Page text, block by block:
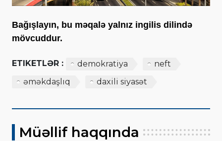
Bağışlayın, bu məqalə yalnız ingilis dilində
mövcuddur.
ETIKETLƏR : demokratiya
neft
əməkdaşlıq
daxili siyasət
Müəllif haqqında